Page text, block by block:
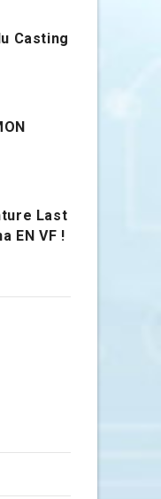
Casting
Last
EN VF !